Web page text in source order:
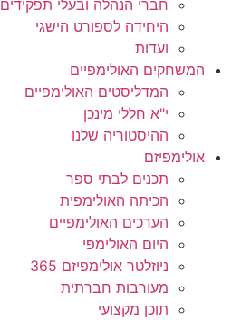
חברי הנהלה ובעלי תפקידים
היחידה לספורט הישגי
ועדות
המשחקים האולימפיים
המדליסטים האולימפיים
י"א חללי מינכן
ההיסטוריה שלנו
אולימפיזם
תכנים לבתי ספר
הכיתה האולימפית
הערכים האולימפיים
היום האולימפי
ניוזלטר אולימפיזם 365
מעורבות חברתית
תוכן מקצועי